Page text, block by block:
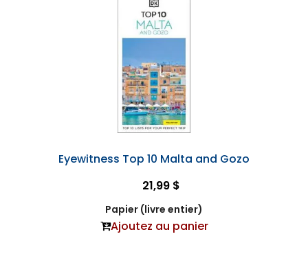
Eyewitness Top 10 Malta and Gozo
21,99 $
Papier (livre entier)
Ajoutez au panier